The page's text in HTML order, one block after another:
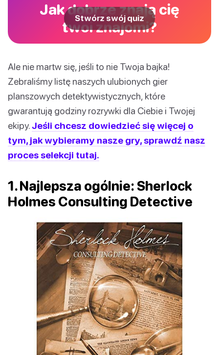
Jak dobrze znają cię
twoi znajomi?
Stwórz swój quiz
Ale nie martw się, jeśli to nie Twoja bajka!
Zebraliśmy listę naszych ulubionych gier
planszowych detektywistycznych, które
gwarantują godziny rozrywki dla Ciebie i Twojej
ekipy.Jeśli chcesz dowiedzieć się więcej o
tym, jak wybieramy nasze gry, sprawdź nasz
proces selekcji tutaj.
1. Najlepsza ogólnie: Sherlock
Holmes Consulting Detective